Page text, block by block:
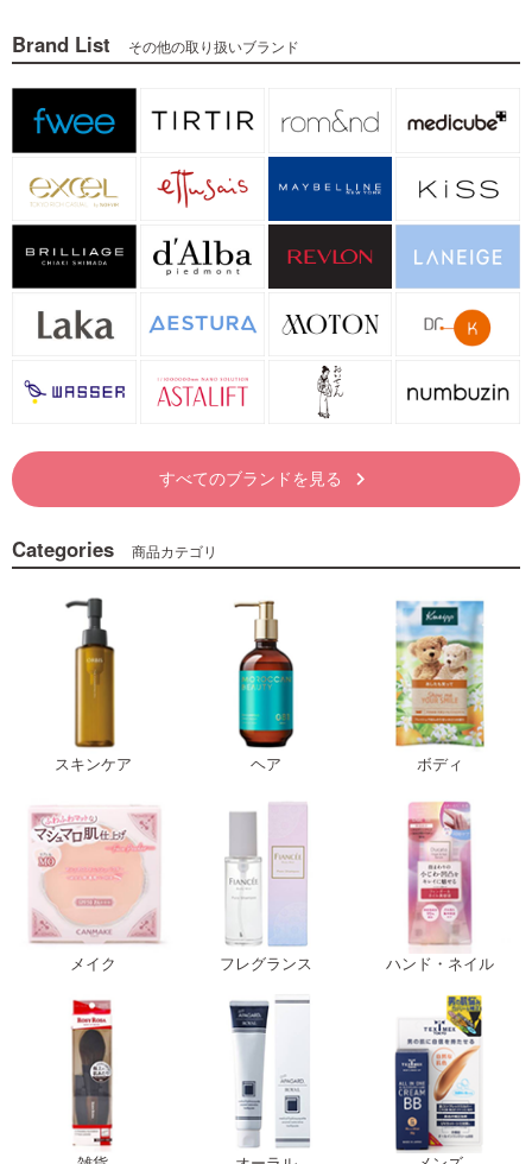
Brand List その他の取り扱いブランド
すべてのブランドを見る keyboard_arrow_right
Categories 商品カテゴリ
スキンケア ヘア ボディ
メイク フレグランス ハンド・ネイル